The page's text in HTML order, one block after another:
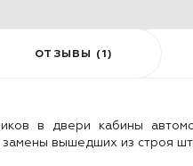
ОТЗЫВЫ (1)
в двери кабины
вышедших из строя